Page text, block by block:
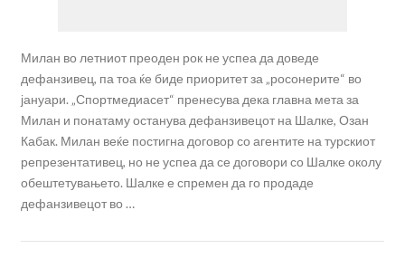
Милан во летниот преоден рок не успеа да доведе
дефанзивец, па тоа ќе биде приоритет за „росонерите“ во
јануари. „Спортмедиасет“ пренесува дека главна мета за
Милан и понатаму останува дефанзивецот на Шалке, Озан
Кабак. Милан веќе постигна договор со агентите на турскиот
репрезентативец, но не успеа да се договори со Шалке околу
обештетувањето. Шалке е спремен да го продаде
дефанзивецот во …